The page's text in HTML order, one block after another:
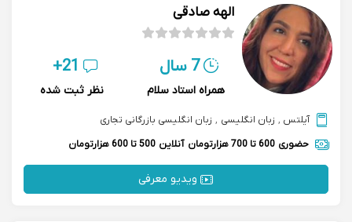
الهه صادقی
7 سال
همراه استاد سلام
21+
نظر ثبت شده
آیلتس , زبان انگلیسی , زبان انگلیسی بازرگانی تجاری
حضوری 600 تا 700 هزارتومان آنلاین 500 تا 600 هزارتومان
ویدیو معرفی